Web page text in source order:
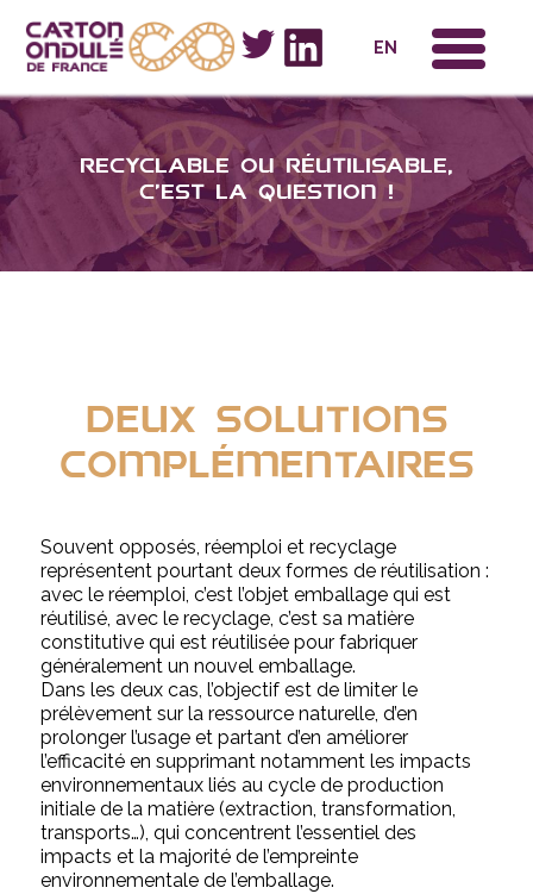
EN
recyclable ou réutilisable,
c’est la question !
deux solutions
complémentaires
Souvent opposés, réemploi et recyclage
représentent pourtant deux formes de réutilisation :
avec le réemploi, c’est l’objet emballage qui est
réutilisé, avec le recyclage, c’est sa matière
constitutive qui est réutilisée pour fabriquer
généralement un nouvel emballage.
Dans les deux cas, l’objectif est de limiter le
prélèvement sur la ressource naturelle, d’en
prolonger l’usage et partant d’en améliorer
l’efficacité en supprimant notamment les impacts
environnementaux liés au cycle de production
initiale de la matière (extraction, transformation,
transports…), qui concentrent l’essentiel des
impacts et la majorité de l’empreinte
environnementale de l’emballage.